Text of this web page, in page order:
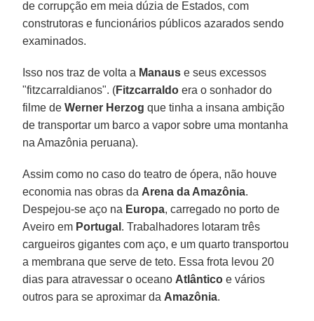
de corrupção em meia dúzia de Estados, com
construtoras e funcionários públicos azarados sendo
examinados.
Isso nos traz de volta a Manaus e seus excessos
"fitzcarraldianos". (Fitzcarraldo era o sonhador do
filme deWerner Herzog que tinha a insana ambição
de transportar um barco a vapor sobre uma montanha
na Amazônia peruana).
Assim como no caso do teatro de ópera, não houve
economia nas obras da Arena da Amazônia.
Despejou-se aço na Europa, carregado no porto de
Aveiro em Portugal . Trabalhadores lotaram três
cargueiros gigantes com aço, e um quarto transportou
a membrana que serve de teto. Essa frota levou 20
dias para atravessar o oceano Atlântico e vários
outros para se aproximar da Amazônia.